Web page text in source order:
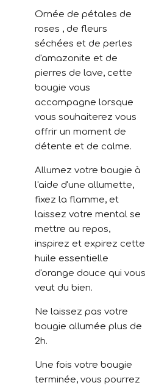
Ornée de pétales de
roses , de fleurs
séchées et de perles
d'amazonite et de
pierres de lave, cette
bougie vous
accompagne lorsque
vous souhaiterez vous
offrir un moment de
détente et de calme.
Allumez votre bougie à
l'aide d'une allumette,
fixez la flamme, et
laissez votre mental se
mettre au repos,
inspirez et expirez cette
huile essentielle
d'orange douce qui vous
veut du bien.
Ne laissez pas votre
bougie allumée plus de
2h.
Une fois votre bougie
terminée, vous pourrez